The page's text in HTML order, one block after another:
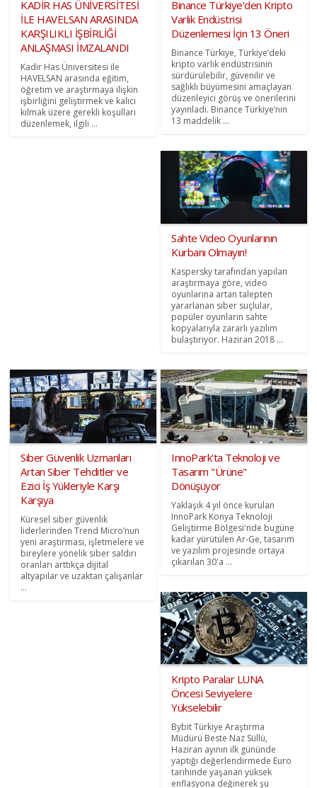
KADİR HAS ÜNİVERSİTESİ
İLE HAVELSAN ARASINDA
KARŞILIKLI İŞBİRLİĞİ
ANLAŞMASI İMZALANDI
Kadir Has Üniversitesi ile
HAVELSAN arasında eğitim,
öğretim ve araştırmaya ilişkin
işbirliğini geliştirmek ve kalıcı
kılmak üzere gerekli koşulları
düzenlemek, ilgili ...
Binance Türkiye’den Kripto
Varlık Endüstrisi
Düzenlemesi İçin 13 Öneri
Binance Türkiye, Türkiye’deki
kripto varlık endüstrisinin
sürdürülebilir, güvenilir ve
sağlıklı büyümesini amaçlayan
düzenleyici görüş ve önerilerini
yayınladı. Binance Türkiye’nin
13 maddelik ...
Sahte Video Oyunlarının
Kurbanı Olmayın!
Kaspersky tarafından yapılan
araştırmaya göre, video
oyunlarına artan talepten
yararlanan siber suçlular,
popüler oyunların sahte
kopyalarıyla zararlı yazılım
bulaştırıyor. Haziran 2018 ...
Siber Güvenlik Uzmanları
Artan Siber Tehditler ve
Ezici İş Yükleriyle Karşı
Karşıya
Küresel siber güvenlik
liderlerinden Trend Micro’nun
yeni araştırması, işletmelere ve
bireylere yönelik siber saldırı
oranları arttıkça dijital
altyapılar ve uzaktan çalışanlar
...
InnoPark'ta Teknoloji ve
Tasarım "Ürüne"
Dönüşüyor
Yaklaşık 4 yıl önce kurulan
InnoPark Konya Teknoloji
Geliştirme Bölgesi'nde bugüne
kadar yürütülen Ar-Ge, tasarım
ve yazılım projesinde ortaya
çıkarılan 30'a ...
Kripto Paralar LUNA
Öncesi Seviyelere
Yükselebilir
Bybit Türkiye Araştırma
Müdürü Beste Naz Süllü,
Haziran ayının ilk gününde
yaptığı değerlendirmede Euro
tarihinde yaşanan yüksek
enflasyona değinerek şu